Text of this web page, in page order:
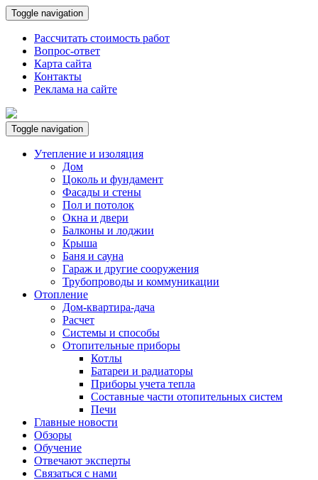
Toggle navigation
Рассчитать стоимость работ
Вопрос-ответ
Карта сайта
Контакты
Реклама на сайте
Toggle navigation
Утепление и изоляция
Дом
Цоколь и фундамент
Фасады и стены
Пол и потолок
Окна и двери
Балконы и лоджии
Крыша
Баня и сауна
Гараж и другие сооружения
Трубопроводы и коммуникации
Отопление
Дом-квартира-дача
Расчет
Системы и способы
Отопительные приборы
Котлы
Батареи и радиаторы
Приборы учета тепла
Составные части отопительных систем
Печи
Главные новости
Обзоры
Обучение
Отвечают эксперты
Связаться с нами